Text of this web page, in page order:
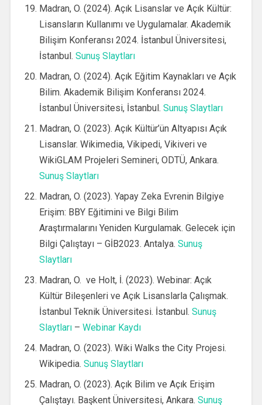
Madran, O. (2024). Açık Lisanslar ve Açık Kültür:
Lisansların Kullanımı ve Uygulamalar. Akademik
Bilişim Konferansı 2024. İstanbul Üniversitesi,
İstanbul. Sunuş Slaytları
Madran, O. (2024). Açık Eğitim Kaynakları ve Açık
Bilim. Akademik Bilişim Konferansı 2024.
İstanbul Üniversitesi, İstanbul. Sunuş Slaytları
Madran, O. (2023). Açık Kültür’ün Altyapısı Açık
Lisanslar. Wikimedia, Vikipedi, Vikiveri ve
WikiGLAM Projeleri Semineri, ODTÜ, Ankara.
Sunuş Slaytları
Madran, O. (2023). Yapay Zeka Evrenin Bilgiye
Erişim: BBY Eğitimini ve Bilgi Bilim
Araştırmalarını Yeniden Kurgulamak. Gelecek için
Bilgi Çalıştayı – GİB2023. Antalya. Sunuş
Slaytları
Madran, O. ve Holt, İ. (2023). Webinar: Açık
Kültür Bileşenleri ve Açık Lisanslarla Çalışmak.
İstanbul Teknik Üniversitesi. İstanbul. Sunuş
Slaytları– Webinar Kaydı
Madran, O. (2023). Wiki Walks the City Projesi.
Wikipedia. Sunuş Slaytları
Madran, O. (2023). Açık Bilim ve Açık Erişim
Çalıştayı. Başkent Üniversitesi, Ankara. Sunuş